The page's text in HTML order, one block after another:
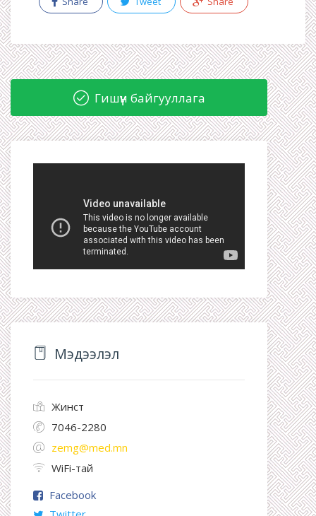
Гишүүн байгууллага
Мэдээлэл
Жинст
7046-2280
zemg@med.mn
WiFi-тай
Facebook